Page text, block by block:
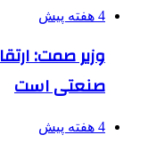
4 هفته پیش
وزیر صمت:
صنعتی است
4 هفته پیش